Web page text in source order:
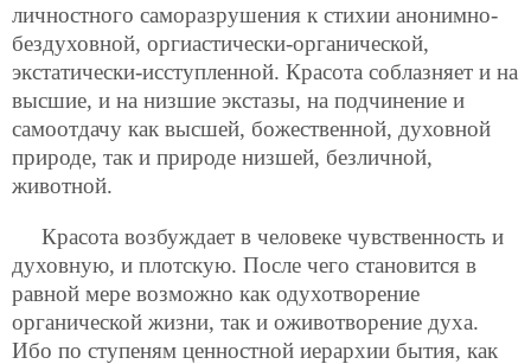
личностного саморазрушения к стихии анонимно-
бездуховной, оргиастически-органической,
экстатически-исступленной. Красота соблазняет и на
высшие, и на низшие экстазы, на подчинение и
самоотдачу как высшей, божественной, духовной
природе, так и природе низшей, безличной,
животной.
Красота возбуждает в человеке чувственность и
духовную, и плотскую. После чего становится в
равной мере возможно как одухотворение
органической жизни, так и оживотворение духа.
Ибо по ступеням ценностной иерархии бытия, как